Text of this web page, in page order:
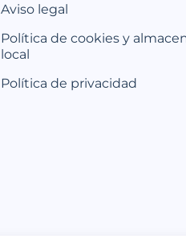
Aviso legal
Política de cookies y
local
Política de privacidad